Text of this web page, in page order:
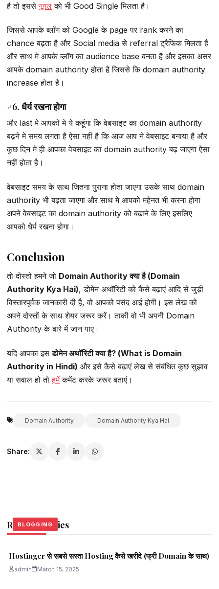
है तो इससेगूगल को भी Good Single मिलता है।
जिससे आपके ब्लॉग को Google के page पर rank करने का
chance बढ़ता है और Social media से referral ट्रैफिक मिलता है
और साथ मे आपके ब्लॉग का audience base बनता है और इसका असर
आपके domain authority होता है जिससे कि domain authority
increase होता है।
#6. धैर्य रखना होगा
और last मे आपको मे ये कहूंगा कि वेबसाइट का domain authority
बढ़ने मे समय लगता है ऐसा नहीं है कि आज आप ने वेबसाइट बनाया है और
कुछ दिन मे ही आपका वेबसाइट का domain authority बढ़ जाएगा ऐसा
नहीं होता है।
वेबसाइट समय के साथ जितना पुराना होता जाएगा उसके साथ domain
authority भी बढ़ता जाएगा और साथ मे आपको महेनत भी करना होगा
अपने वेबसाइट का domain authority को बढ़ाने के लिए इसलिए
आपको धैर्य रखना होगा।
Conclusion
तो दोस्तो हमने जो Domain Authority क्या है (Domain
Authority Kya Hai), डोमेन अथॉरिटी को कैसे बढ़ाएं आदि से जुड़ी
विस्तारपूर्वक जानकारी दी है, वो आपको पसंद आई होगी। इस लेख को
अपने दोस्तों के साथ शेयर जरूर करें। ताकी वो भी अपनी Domain
Authority के बारे में जान पाए।
यदि आपका इसडोमेन अथॉरिटी क्या है? (What is Domain
Authority in Hindi) और इसे कैसे बढ़ाएं लेख से संबंधित कुछ सुझाव
या सवाल हो तोहमेंकमेंट करके जरूर बताएं।
Domain Authority Domain Authority Kya Hai
Share:
Related Stories
BLOGGING
Hostinger से सबसे सस्ता Hosting कैसे खरीदे (फ्री Domain के साथ)
admin March 15, 2025
BLOGGING
BLOGGING